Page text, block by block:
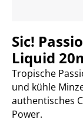
Sic!
Liquid
Tropische
und kühle
authentisches
Power.